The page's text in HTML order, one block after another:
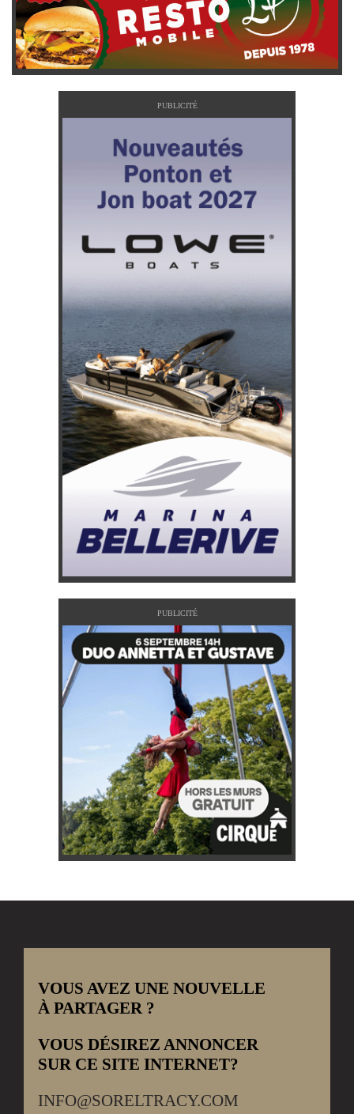
PUBLICITÉ
PUBLICITÉ
VOUS AVEZ UNE NOUVELLE
À PARTAGER ?
VOUS DÉSIREZ ANNONCER
SUR CE SITE INTERNET?
INFO@SORELTRACY.COM